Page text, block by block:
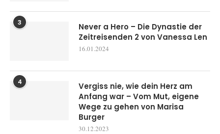
3
Never a Hero – Die Dynastie der
Zeitreisenden 2 von Vanessa Len
16.01.2024
4
Vergiss nie, wie dein Herz am
Anfang war – Vom Mut, eigene
Wege zu gehen von Marisa
Burger
30.12.2023